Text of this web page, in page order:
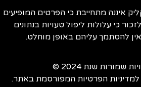
איננה מתחייבת כי הפרטים המופיעים
כי עלולות ליפול טעויות בנתונים
להסתמך עליהם באופן מוחלט.
שמורות שנת 2024 ©
הפרטיות המפורסמת באתר.